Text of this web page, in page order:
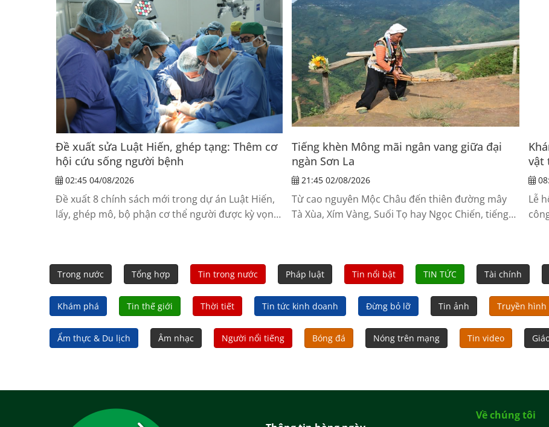
Đề xuất sửa Luật Hiến, ghép tạng: Thêm cơ
hội cứu sống người bệnh
02:45 04/08/2026
Đề xuất 8 chính sách mới trong dự án Luật Hiến,
lấy, ghép mô, bộ phận cơ thể người được kỳ vọng
Tiếng khèn Mông mãi ngân vang giữa đại
ngàn Sơn La
21:45 02/08/2026
Từ cao nguyên Mộc Châu đến thiên đường mây
Tà Xùa, Xím Vàng, Suối Tọ hay Ngọc Chiến, tiếng
vật
Lễ
Trong nước Tổng hợp Tin trong nước Pháp luật Tin nổi bật TIN TỨC Tài chính
Khám phá Tin thế giới Thời tiết Tin tức kinh doanh Đừng bỏ lỡ Tin ảnh Truyền hình
Ẩm thực & Du lịch Âm nhạc Người nổi tiếng Bóng đá Nóng trên mạng Tin video
Về chúng tôi